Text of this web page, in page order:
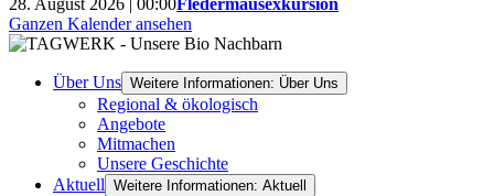
28. August 2026 | 00:00Fledermausexkursion
Ganzen Kalender ansehen
Über Uns Weitere Informationen: Über Uns
Regional & ökologisch
Angebote
Mitmachen
Unsere Geschichte
Aktuell Weitere Informationen: Aktuell